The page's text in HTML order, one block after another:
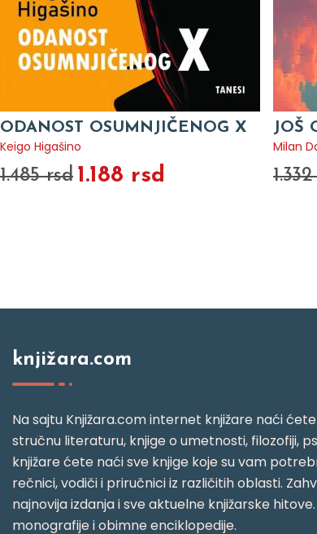
ODANOST OSUMNJIČENOG X
Keigo Higašino
1.485 rsd 1.188 rsd
JOŠ
Milan
knjižara.com
Na sajtu Knjižara.com internet knjižare naći
stručnu literaturu, knjige o umetnosti, filozofiji,
knjižare ćete naći sve knjige koje su vam
rečnici, vodiči i priručnici iz različitih oblasti.
najnovija izdanja i sve aktuelne knjižarske
monografije i obimne enciklopedije.